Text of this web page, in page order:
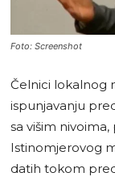
Foto: Screenshot
Čelnici lokalnog
ispunjavanju
sa višim
Istinomjerovog
datih tokom